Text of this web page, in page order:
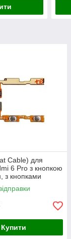
Cable) для
6 Pro з кнопкою
з кнопками
гучності
Купити